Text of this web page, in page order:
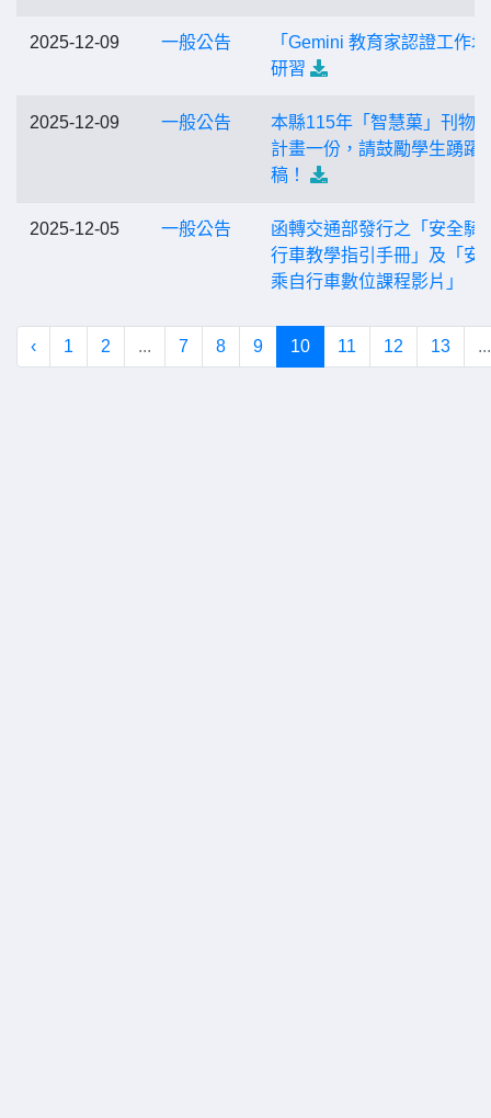
2025-12-09 一般公告
「Gemini 教育家認證工作
研習
2025-12-09 一般公告
本縣115年「智慧菓」刊物
計畫一份，請鼓勵學生踴躍
稿！
2025-12-05 一般公告
函轉交通部發行之「安全騎
行車教學指引手冊」及「安
乘自行車數位課程影片」
‹ 1 2 ... 7 8 9 10 11 12 13 ...